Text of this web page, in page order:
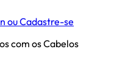
ouCadastre-se
com os Cabelos